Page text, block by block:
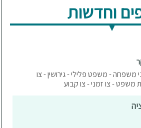
וחדשות
משפחה - משפט פלילי - גירושין - צו
משפט - צו זמני - צו קבוע